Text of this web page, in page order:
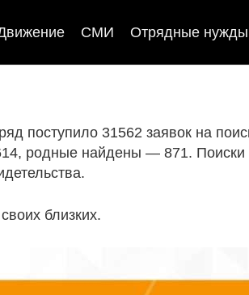
СМИ Отрядные нужды
поступило 31562 заявок на
родные найдены — 871. Поиски
близких.